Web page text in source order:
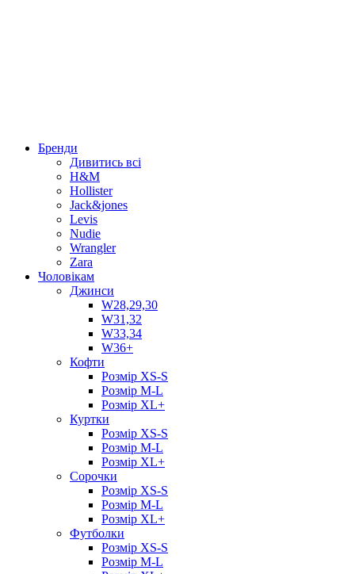
Бренди
Дивитись всі
H&M
Hollister
Jack&jones
Levis
Nudie
Wrangler
Zara
Чоловікам
Джинси
W28,29,30
W31,32
W33,34
W36+
Кофти
Розмір XS-S
Розмір M-L
Розмір XL+
Куртки
Розмір XS-S
Розмір M-L
Розмір XL+
Сорочки
Розмір XS-S
Розмір M-L
Розмір XL+
Футболки
Розмір XS-S
Розмір M-L